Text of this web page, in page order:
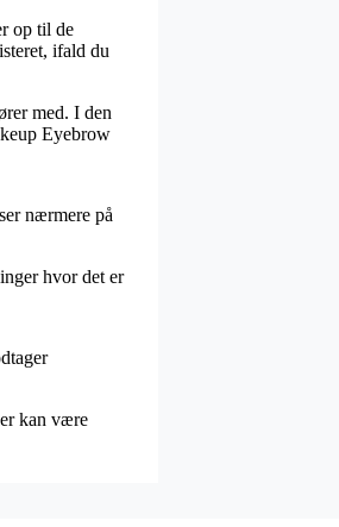
op til de
ifald du
med. I den
Eyebrow
nærmere på
hvor det er
kan være